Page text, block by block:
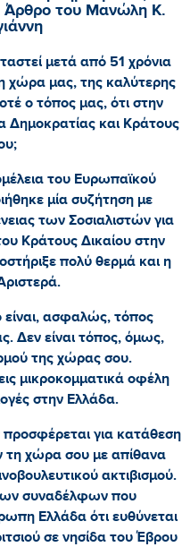
Άρθρο του Μανώλη Κ.
μετά από 51 χρόνια
χώρα μας, της καλύτερης
ο τόπος μας, ότι στην
Δημοκρατίας και Κράτους
του Ευρωπαϊκού
μία συζήτηση με
των Σοσιαλιστών για
Κράτους Δικαίου στην
πολύ θερμά και η
είναι, ασφαλώς, τόπος
Δεν είναι τόπος, όμως,
της χώρας σου.
μικροκομματικά οφέλη
στην Ελλάδα.
για κατάθεση
χώρα σου με απίθανα
ακτιβισμού.
συναδέλφων που
Ελλάδα ότι ευθύνεται
σε νησίδα του Έβρου